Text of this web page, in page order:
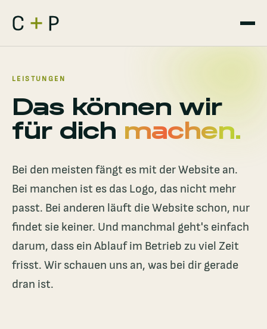
LEISTUNGEN
Das können wir
für dich machen.
Bei den meisten fängt es mit der Website an.
Bei manchen ist es das Logo, das nicht mehr
passt. Bei anderen läuft die Website schon, nur
findet sie keiner. Und manchmal geht's einfach
darum, dass ein Ablauf im Betrieb zu viel Zeit
frisst. Wir schauen uns an, was bei dir gerade
dran ist.